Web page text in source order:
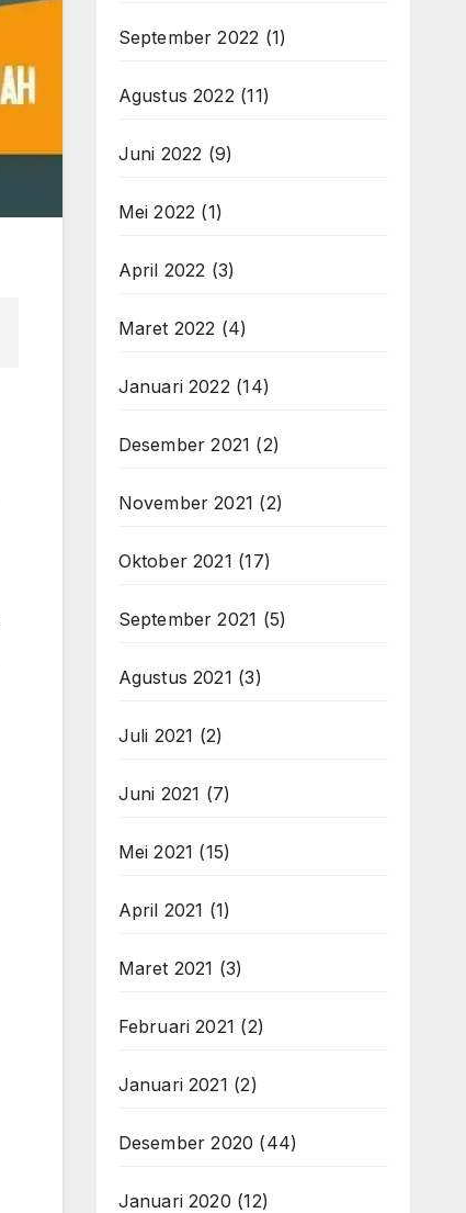
September 2022 (1)
Agustus 2022(11)
Juni 2022 (9)
Mei 2022 (1)
April 2022 (3)
Maret 2022 (4)
Januari 2022(14)
Desember 2021 (2)
November 2021 (2)
Oktober 2021 (17)
September 2021 (5)
Agustus 2021 (3)
Juli 2021 (2)
Juni 2021 (7)
Mei 2021 (15)
April 2021 (1)
Maret 2021 (3)
Februari 2021 (2)
Januari 2021 (2)
Desember 2020 (44)
Januari 2020 (12)